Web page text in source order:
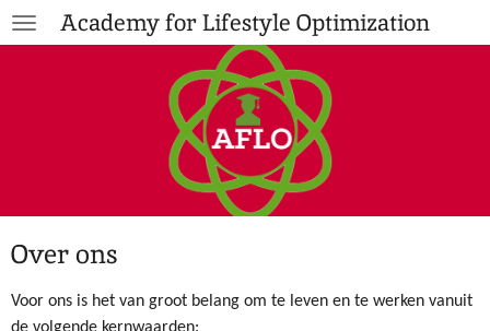
Ga
direct
Academy for Lifestyle Optimization
Over ons
Voor ons is het van groot belang om te leven en te werken vanuit